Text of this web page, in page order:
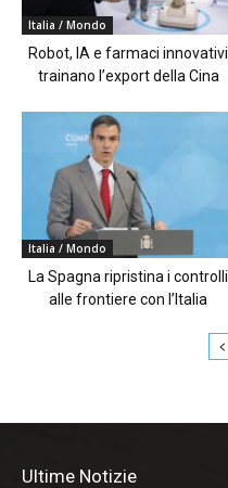
Italia / Mondo
Robot, IA e farmaci innovativi
trainano l’export della Cina
Italia / Mondo
La Spagna ripristina i controlli
alle frontiere con l’Italia
Ultime Notizie